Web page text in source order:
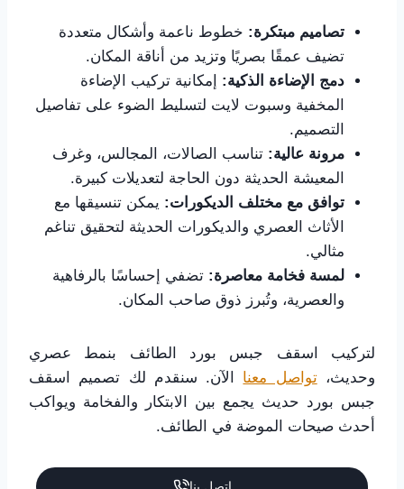
تصاميم مبتكرة: خطوط ناعمة وأشكال متعددة
تضيف عمقًا بصريًا وتزيد من أناقة المكان.
دمج الإضاءة الذكية:
إمكانية تركيب الإضاءة
المخفية وسبوت لايت لتسليط الضوء على تفاصيل
التصميم.
مرونة عالية: تناسب الصالات، المجالس، وغرف
المعيشة الحديثة دون الحاجة لتعديلات كبيرة.
توافق مع مختلف الديكورات: يمكن تنسيقها مع
الأثاث العصري والديكورات الحديثة لتحقيق تناغم
مثالي.
لمسة فخامة معاصرة: تضفي إحساسًا بالرفاهية
والعصرية، وتُبرز ذوق صاحب المكان.
لتركيب اسقف جبس بورد الطائف بنمط عصري
وحديث،تواصل معنا الآن. سنقدم لك تصميم اسقف
جبس بورد حديث يجمع بين الابتكار والفخامة ويواكب
أحدث صيحات الموضة في الطائف.